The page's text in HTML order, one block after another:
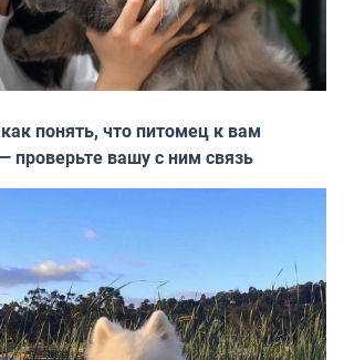
понять, что питомец к вам
проверьте вашу с ним связь